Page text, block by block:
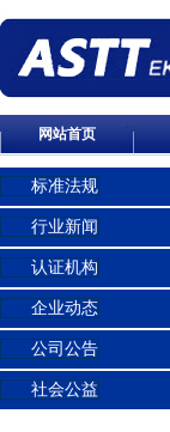
网站首页
标准法规
行业新闻
认证机构
企业动态
公司公告
社会公益